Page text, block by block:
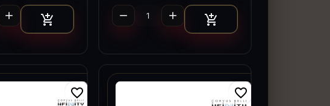
  Ajouter au panier
  
favorite_border favorite_border